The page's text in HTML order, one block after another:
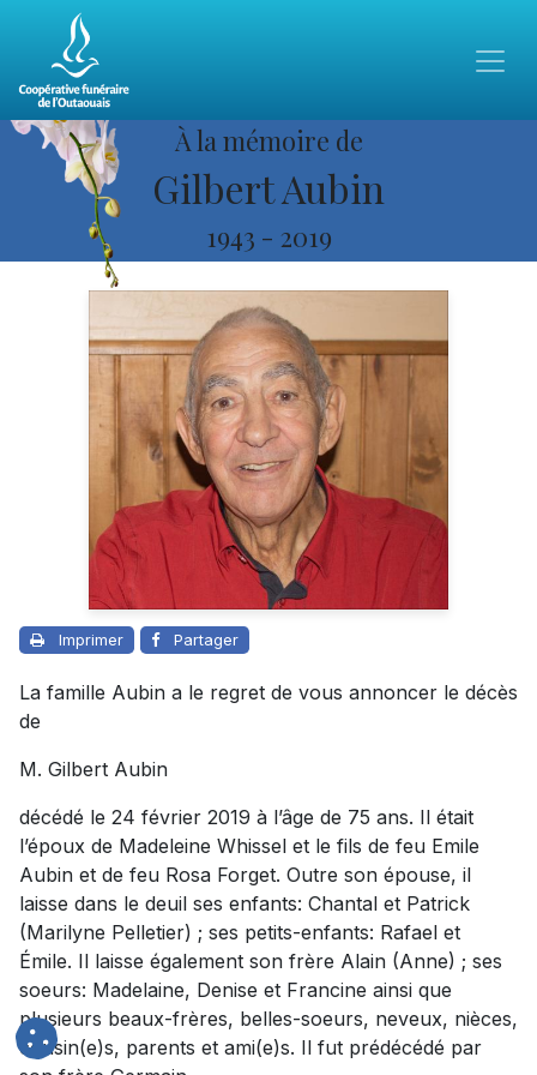
À la mémoire de
Gilbert Aubin
1943 - 2019
Imprimer Partager
La famille Aubin a le regret de vous annoncer le décès
de
M. Gilbert Aubin
décédé le 24 février 2019 à l’âge de 75 ans. Il était
l’époux de Madeleine Whissel et le fils de feu Emile
Aubin et de feu Rosa Forget. Outre son épouse, il
laisse dans le deuil ses enfants: Chantal et Patrick
(Marilyne Pelletier) ; ses petits-enfants: Rafael et
Émile. Il laisse également son frère Alain (Anne) ; ses
soeurs: Madelaine, Denise et Francine ainsi que
plusieurs beaux-frères, belles-soeurs, neveux, nièces,
cousin(e)s, parents et ami(e)s. Il fut prédécédé par